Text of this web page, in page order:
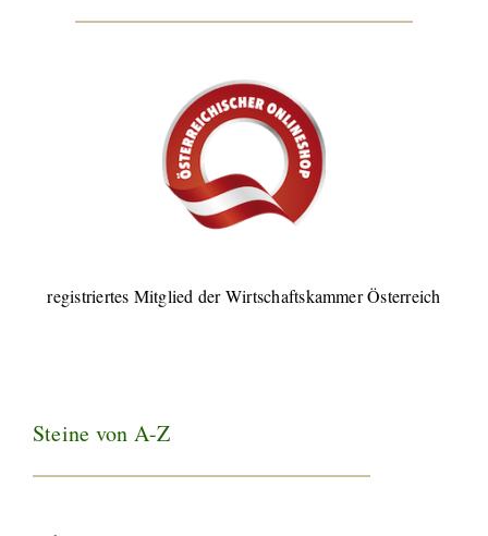
registriertes Mitglied der Wirtschaftskammer Österreich
Steine von A-Z